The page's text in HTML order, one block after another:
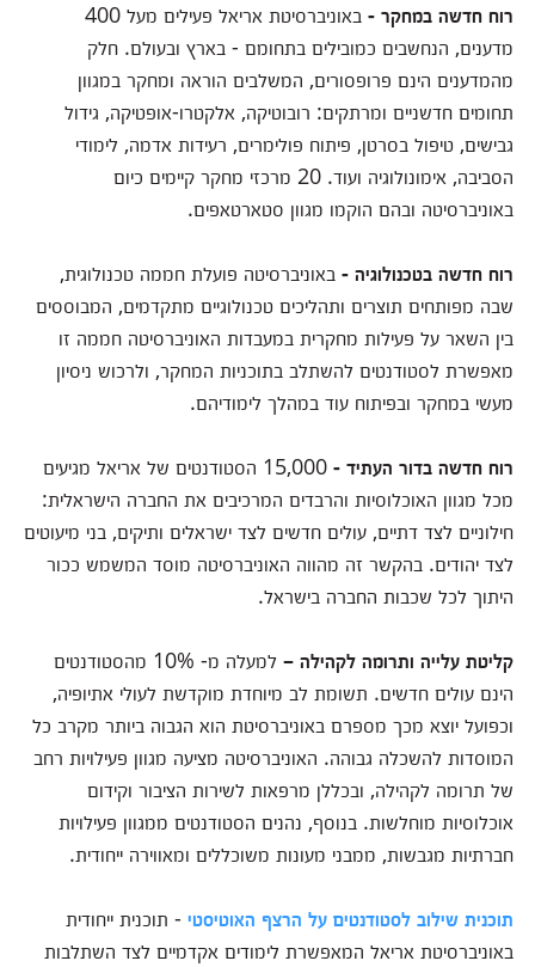
רוח חדשה במחקר -
באוניברסיטת אריאל פעילים מעל 400
מדענים, הנחשבים כמובילים בתחומם - בארץ ובעולם. חלק
מהמדענים הינם פרופסורים, המשלבים הוראה ומחקר במגוון
תחומים חדשניים ומרתקים: רובוטיקה, אלקטרו-אופטיקה, גידול
גבישים, טיפול בסרטן, פיתוח פולימרים, רעידות אדמה, לימודי
הסביבה, אימונולוגיה ועוד. 20 מרכזי מחקר קיימים כיום
באוניברסיטה ובהם הוקמו מגוון סטארטאפים.
רוח חדשה בטכנולוגיה - באוניברסיטה פועלת חממה טכנולוגית,
שבה מפותחים תוצרים ותהליכים טכנולוגיים מתקדמים, המבוססים
בין השאר על פעילות מחקרית במעבדות האוניברסיטה חממה זו
מאפשרת לסטודנטים להשתלב בתוכניות המחקר, ולרכוש ניסיון
מעשי במחקר ובפיתוח עוד במהלך לימודיהם.
רוח חדשה בדור העתיד -
15,000 הסטודנטים של אריאל מגיעים
מכל מגוון האוכלוסיות והרבדים המרכיבים את החברה הישראלית:
חילוניים לצד דתיים, עולים חדשים לצד ישראלים ותיקים, בני מיעוטים
לצד יהודים. בהקשר זה מהווה האוניברסיטה מוסד המשמש ככור
היתוך לכל שכבות החברה בישראל.
קליטת עלייה ותרומה לקהילה –
למעלה מ- 10% מהסטודנטים
הינם עולים חדשים. תשומת לב מיוחדת מוקדשת לעולי אתיופיה,
וכפועל יוצא מכך מספרם באוניברסיטת הוא הגבוה ביותר מקרב כל
המוסדות להשכלה גבוהה. האוניברסיטה מציעה מגוון פעילויות רחב
של תרומה לקהילה, ובכללן מרפאות לשירות הציבור וקידום
אוכלוסיות מוחלשות. בנוסף, נהנים הסטודנטים ממגוון פעילויות
חברתיות מגבשות, ממבני מעונות משוכללים ומאווירה ייחודית.
תוכנית שילוב לסטודנטים על הרצף האוטיסטי- תוכנית ייחודית
באוניברסיטת אריאל המאפשרת לימודים אקדמיים לצד השתלבות